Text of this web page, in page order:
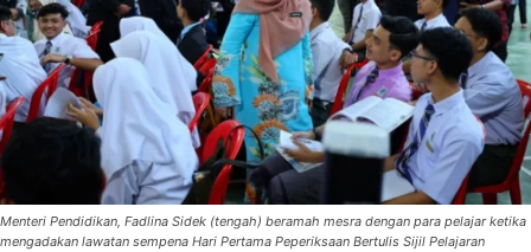
Menteri Pendidikan, Fadlina Sidek (tengah) beramah mesra dengan para pelajar ketika
mengadakan lawatan sempena Hari Pertama Peperiksaan Bertulis Sijil Pelajaran